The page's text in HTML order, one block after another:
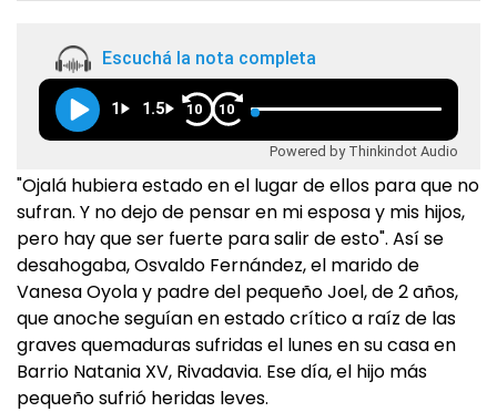
Escuchá la nota completa
1 1.5 10 10
Powered by Thinkindot Audio
"Ojalá hubiera estado en el lugar de ellos para que no
sufran. Y no dejo de pensar en mi esposa y mis hijos,
pero hay que ser fuerte para salir de esto". Así se
desahogaba, Osvaldo Fernández, el marido de
Vanesa Oyola y padre del pequeño Joel, de 2 años,
que anoche seguían en estado crítico a raíz de las
graves quemaduras sufridas el lunes en su casa en
Barrio Natania XV, Rivadavia. Ese día, el hijo más
pequeño sufrió heridas leves.